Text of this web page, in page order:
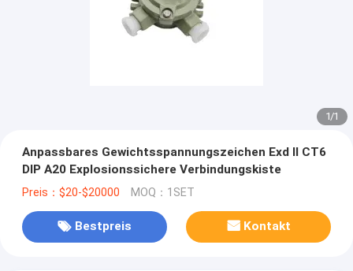
1/1
Anpassbares Gewichtsspannungszeichen Exd II CT6
DIP A20 Explosionssichere Verbindungskiste
Preis：$20-$20000 MOQ：1SET
Bestpreis Kontakt